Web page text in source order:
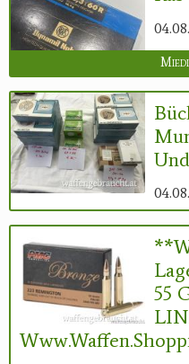
55